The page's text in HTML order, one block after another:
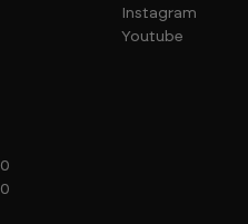
Instagram
Youtube